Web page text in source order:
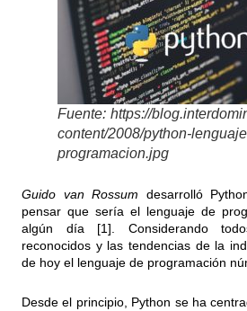
Fuente: https://
content/2008/python-
programacion.jpg
Guido van Rossum desarrolló
pensar que sería el lenguaje de
algún día [1]. Considerando
reconocidos y las tendencias de la
de hoy el lenguaje de programación
Desde el principio, Python se ha